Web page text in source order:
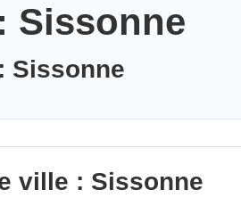
Sissonne
Sissonne
ville : Sissonne